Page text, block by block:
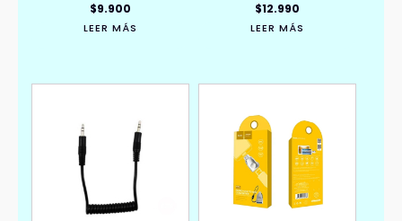
$9.900
LEER MÁS
$12.990
LEER MÁS